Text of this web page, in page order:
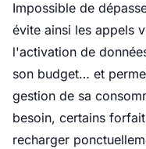
Impossible de
évite ainsi les appels
l'activation de
son budget… et
gestion de sa
besoin, certains
recharger